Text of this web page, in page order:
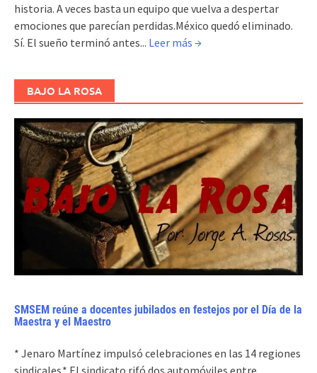
historia. A veces basta un equipo que vuelva a despertar
emociones que parecían perdidas.México quedó eliminado.
Sí. El sueño terminó antes... Leer más →
BAJO LA ROSA
SMSEM reúne a docentes jubilados en festejos por el Día de la
Maestra y el Maestro
* Jenaro Martínez impulsó celebraciones en las 14 regiones